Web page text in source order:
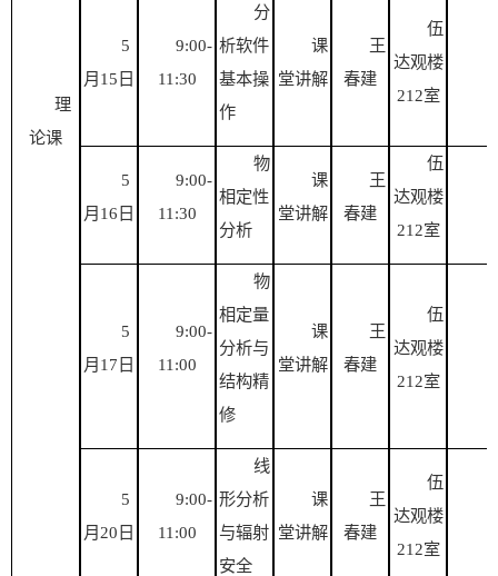
理
论课
5
月 15 日
9:00-
11:30
分
析软件
基本操
作
课
堂讲解
王
春建
伍
达观楼
212室
5
月 16 日
9:00-
11:30
物
相定性
分析
课
堂讲解
王
春建
伍
达观楼
212室
5
月 17 日
9:00-
11 :00
物
相定量
分析与
结构精
修
课
堂讲解
王
春建
伍
达观楼
212室
5
月 20 日
9:00-
11 :00
线
形分析
与辐射
安全
课
堂讲解
王
春建
伍
达观楼
212室